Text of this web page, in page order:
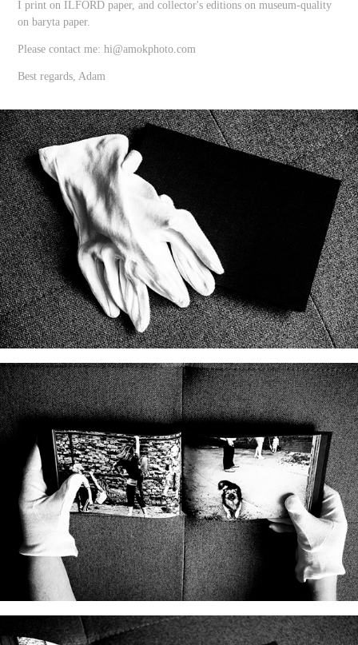
I print on ILFORD paper, and collector's editions on museum-quality
on baryta paper.
Please contact me: hi@amokphoto.com
Best regards, Adam